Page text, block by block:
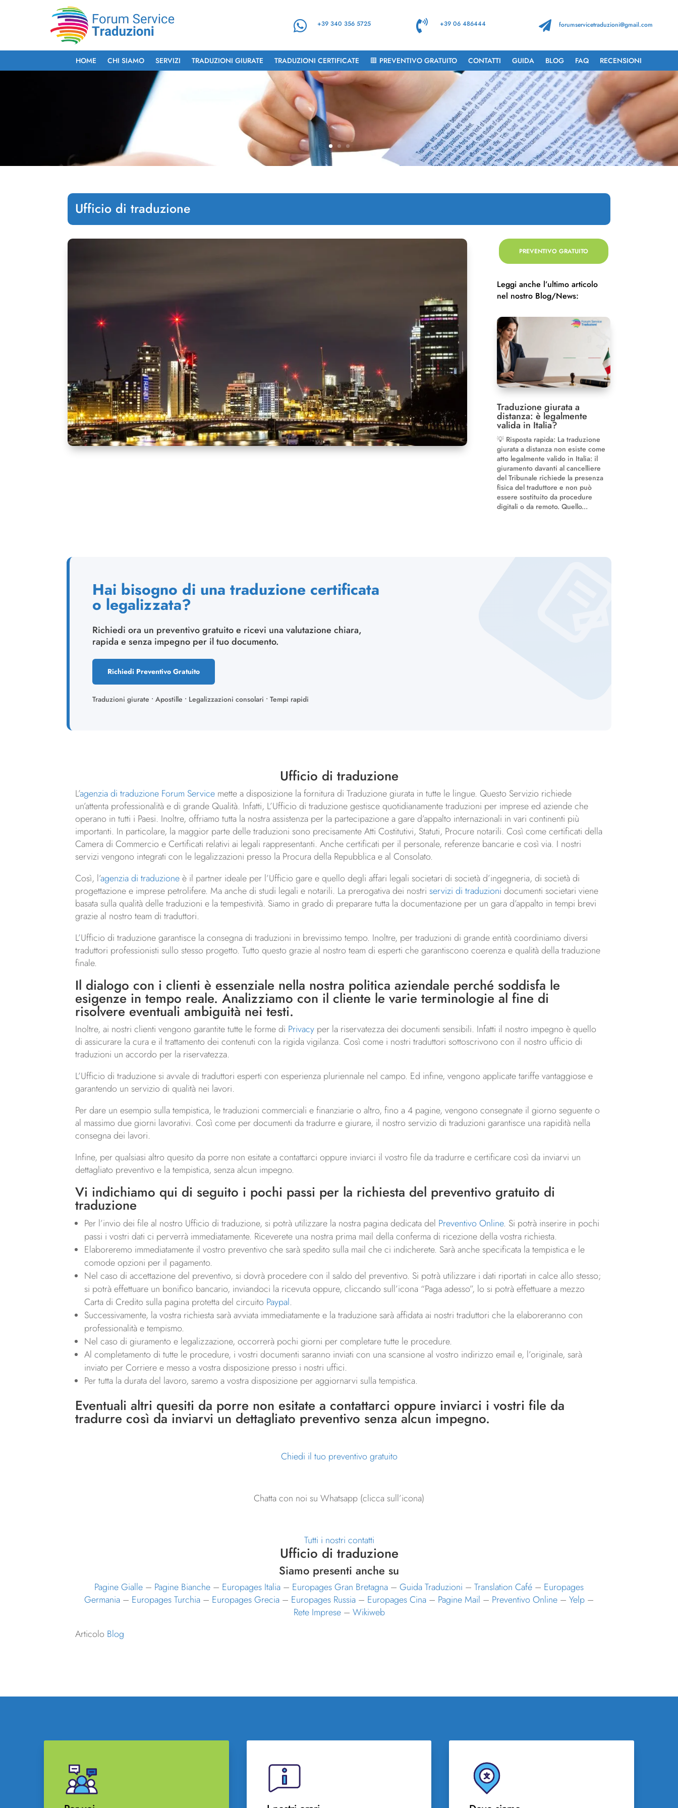
 +39 340 356 5725  +39 06 486444  forumservicetraduzioni@gmail.com
HOME CHI SIAMO SERVIZI TRADUZIONI GIURATE TRADUZIONI CERTIFICATE 🟥 PREVENTIVO GRATUITO CONTATTI GUIDA BLOG FAQ RECENSIONI
Ufficio di traduzione
PREVENTIVO GRATUITO
Leggi anche l’ultimo articolo
nel nostro Blog/News:
Traduzione giurata a
distanza: è legalmente
valida in Italia?
💡 Risposta rapida: La traduzione
giurata a distanza non esiste come
atto legalmente valido in Italia: il
giuramento davanti al cancelliere
del Tribunale richiede la presenza
fisica del traduttore e non può
essere sostituito da procedure
digitali o da remoto. Quello...
Hai bisogno di una traduzione certificata
o legalizzata?
Richiedi ora un preventivo gratuito e ricevi una valutazione chiara,
rapida e senza impegno per il tuo documento.
Richiedi Preventivo Gratuito
Traduzioni giurate • Apostille • Legalizzazioni consolari • Tempi rapidi
Ufficio di traduzione
L’agenzia di traduzione Forum Service mette a disposizione la fornitura di Traduzione giurata in tutte le lingue. Questo Servizio richiede
un’attenta professionalità e di grande Qualità. Infatti, L’Ufficio di traduzione gestisce quotidianamente traduzioni per imprese ed aziende che
operano in tutti i Paesi. Inoltre, offriamo tutta la nostra assistenza per la partecipazione a gare d’appalto internazionali in vari continenti più
importanti. In particolare, la maggior parte delle traduzioni sono precisamente Atti Costitutivi, Statuti, Procure notarili. Così come certificati della
Camera di Commercio e Certificati relativi ai legali rappresentanti. Anche certificati per il personale, referenze bancarie e così via. I nostri
servizi vengono integrati con le legalizzazioni presso la Procura della Repubblica e al Consolato.
Così, l’agenzia di traduzioneè il partner ideale per l’Ufficio gare e quello degli affari legali societari di società d’ingegneria, di società di
progettazione e imprese petrolifere. Ma anche di studi legali e notarili. La prerogativa dei nostriservizi di traduzioni documenti societari viene
basata sulla qualità delle traduzioni e la tempestività. Siamo in grado di preparare tutta la documentazione per un gara d’appalto in tempi brevi
grazie al nostro team di traduttori.
L’Ufficio di traduzione garantisce la consegna di traduzioni in brevissimo tempo. Inoltre, per traduzioni di grande entità coordiniamo diversi
traduttori professionisti sullo stesso progetto. Tutto questo grazie al nostro team di esperti che garantiscono coerenza e qualità della traduzione
finale.
Il dialogo con i clienti è essenziale nella nostra politica aziendale perché soddisfa le
esigenze in tempo reale. Analizziamo con il cliente le varie terminologie al fine di
risolvere eventuali ambiguità nei testi.
Inoltre, ai nostri clienti vengono garantite tutte le forme di Privacy per la riservatezza dei documenti sensibili. Infatti il nostro impegno è quello
di assicurare la cura e il trattamento dei contenuti con la rigida vigilanza. Così come i nostri traduttori sottoscrivono con il nostro ufficio di
traduzioni un accordo per la riservatezza.
L’Ufficio di traduzione si avvale di traduttori esperti con esperienza pluriennale nel campo. Ed infine, vengono applicate tariffe vantaggiose e
garantendo un servizio di qualità nei lavori.
Per dare un esempio sulla tempistica, le traduzioni commerciali e finanziarie o altro, fino a 4 pagine, vengono consegnate il giorno seguente o
al massimo due giorni lavorativi. Così come per documenti da tradurre e giurare, il nostro servizio di traduzioni garantisce una rapidità nella
consegna dei lavori.
Infine, per qualsiasi altro quesito da porre non esitate a contattarci oppure inviarci il vostro file da tradurre e certificare così da inviarvi un
dettagliato preventivo e la tempistica, senza alcun impegno.
Vi indichiamo qui di seguito i pochi passi per la richiesta del preventivo gratuito di
traduzione
Per l’invio dei file al nostro Ufficio di traduzione, si potrà utilizzare la nostra pagina dedicata del Preventivo Online. Si potrà inserire in pochi
passi i vostri dati ci perverrà immediatamente. Riceverete una nostra prima mail della conferma di ricezione della vostra richiesta.
Elaboreremo immediatamente il vostro preventivo che sarà spedito sulla mail che ci indicherete. Sarà anche specificata la tempistica e le
comode opzioni per il pagamento.
Nel caso di accettazione del preventivo, si dovrà procedere con il saldo del preventivo. Si potrà utilizzare i dati riportati in calce allo stesso;
si potrà effettuare un bonifico bancario, inviandoci la ricevuta oppure, cliccando sull’icona “Paga adesso”, lo si potrà effettuare a mezzo
Carta di Credito sulla pagina protetta del circuito Paypal.
Successivamente, la vostra richiesta sarà avviata immediatamente e la traduzione sarà affidata ai nostri traduttori che la elaboreranno con
professionalità e tempismo.
Nel caso di giuramento e legalizzazione, occorrerà pochi giorni per completare tutte le procedure.
Al completamento di tutte le procedure, i vostri documenti saranno inviati con una scansione al vostro indirizzo email e, l’originale, sarà
inviato per Corriere e messo a vostra disposizione presso i nostri uffici.
Per tutta la durata del lavoro, saremo a vostra disposizione per aggiornarvi sulla tempistica.
Eventuali altri quesiti da porre non esitate acontattarci oppure inviarci i vostri file da
tradurre così da inviarvi un dettagliato preventivo senza alcun impegno.
Chiedi il tuo preventivo gratuito
Chatta con noi su Whatsapp (clicca sull’icona)
Tutti i nostri contatti
Ufficio di traduzione
Siamo presenti anche su
Pagine Gialle – Pagine Bianche – Europages Italia – Europages Gran Bretagna – Guida Traduzioni – Translation Café – Europages
Germania – Europages Turchia – Europages Grecia – Europages Russia – Europages Cina – Pagine Mail – Preventivo Online – Yelp –
Rete Imprese– Wikiweb
Articolo Blog